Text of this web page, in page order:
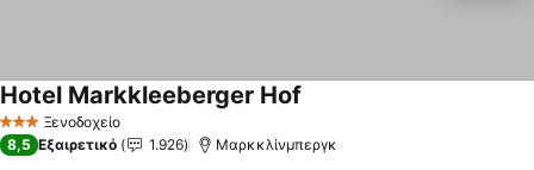
3 ΑστέριαΞενοδοχείο
Hotel Markkleeberger Hof
8,5 Εξαιρετικό 1.926 Μαρκκλίνμπεργκ